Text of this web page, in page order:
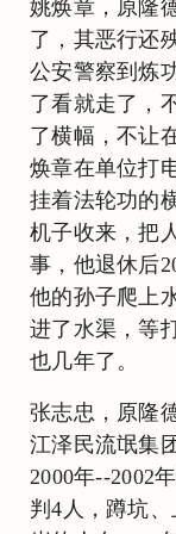
姚焕章，原隆
了，其恶行还
公安警察到炼
了看就走了，
了横幅，不让
焕章在单位打
挂着法轮功的
机子收来，把
事，他退休后
他的孙子爬上
进了水渠，等
也几年了。
张志忠，原隆
江泽民流氓集
2000年--2002
判4人，蹲坑